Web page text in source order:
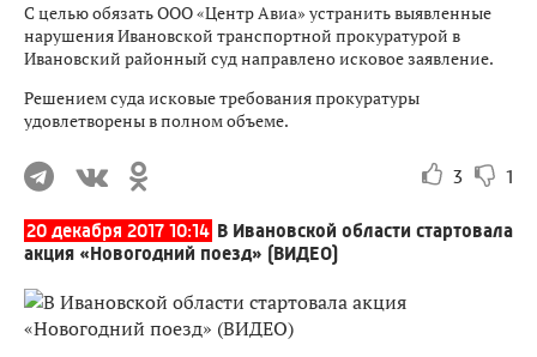
С целью обязать ООО «Центр Авиа» устранить выявленные
нарушения Ивановской транспортной прокуратурой в
Ивановский районный суд направлено исковое заявление.
Решением суда исковые требования прокуратуры
удовлетворены в полном объеме.
3 1
20 декабря 2017 10:14 В Ивановской области стартовала
акция «Новогодний поезд» (ВИДЕО)